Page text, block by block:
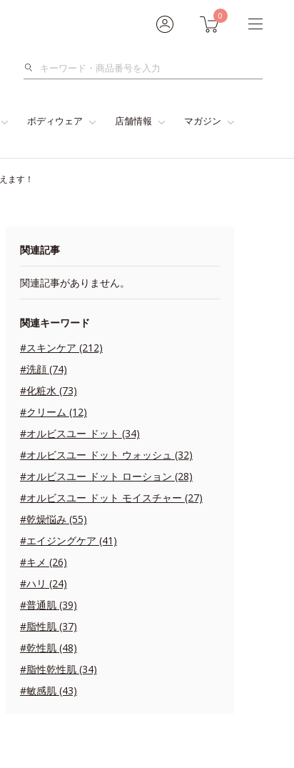
0
検
ボディウェア 店舗情報 マガジン
ます！
関連記事
関連記事がありません。
関連キーワード
#スキンケア (212)
#洗顔 (74)
#化粧水 (73)
#クリーム (12)
#オルビスユー ドット (34)
#オルビスユー ドット ウォッシュ (32)
#オルビスユー ドット ローション (28)
#オルビスユー ドット モイスチャー (27)
#乾燥悩み (55)
#エイジングケア (41)
#キメ (26)
#ハリ (24)
#普通肌 (39)
#脂性肌 (37)
#乾性肌 (48)
#脂性乾性肌 (34)
#敏感肌 (43)